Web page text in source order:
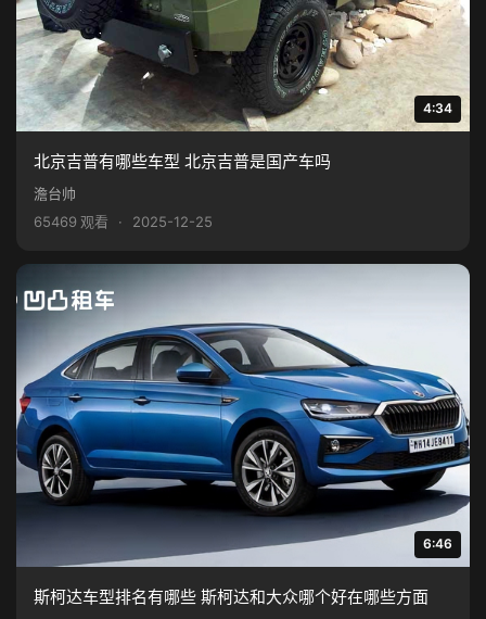
4:34
北京吉普有哪些车型 北京吉普是国产车吗
澹台帅
65469 观看
· 2025-12-25
6:46
斯柯达车型排名有哪些 斯柯达和大众哪个好在哪些方面